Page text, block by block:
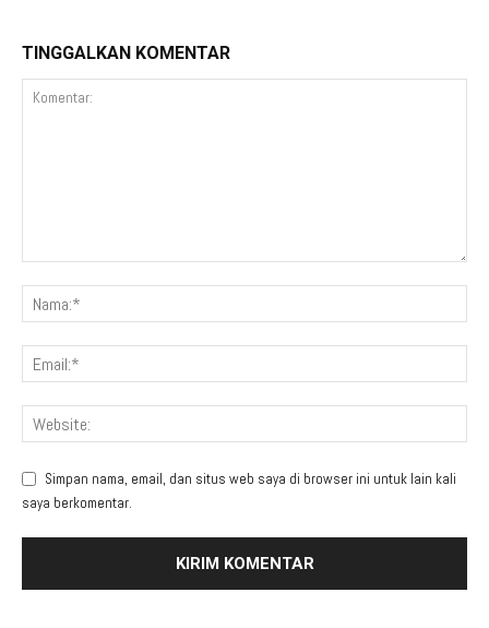
TINGGALKAN KOMENTAR
Simpan nama, email, dan situs web saya di browser ini untuk lain kali
saya berkomentar.